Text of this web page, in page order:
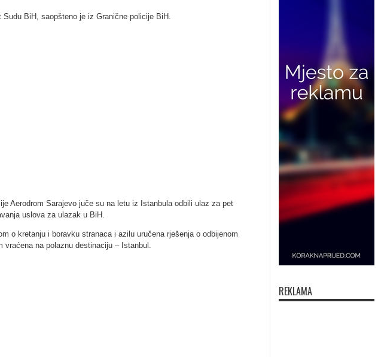
BiH, saopšteno je iz Granične policije BiH.
Aerodrom Sarajevo juče su na letu iz Istanbula odbili ulaz za pet
uslova za ulazak u BiH.
o kretanju i boravku stranaca i azilu uručena rješenja o odbijenom
vraćena na polaznu destinaciju – Istanbul.
REKLAMA